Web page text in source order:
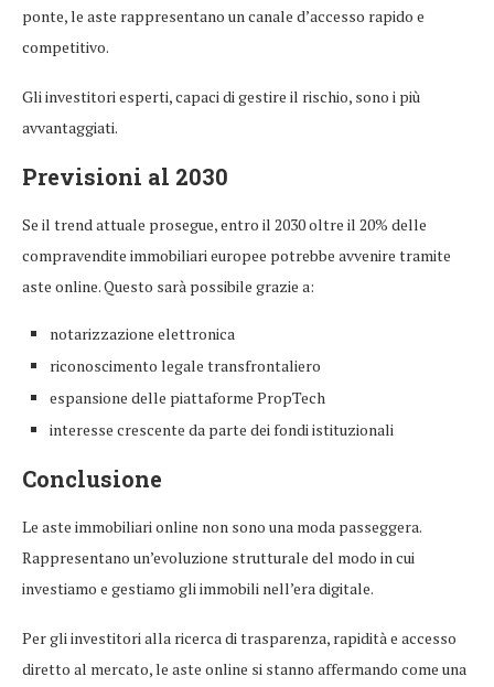
ponte, le aste rappresentano un canale d’accesso rapido e
competitivo.
Gli investitori esperti, capaci di gestire il rischio, sono i più
avvantaggiati.
Previsioni al 2030
Se il trend attuale prosegue, entro il 2030 oltre il 20% delle
compravendite immobiliari europee potrebbe avvenire tramite
aste online. Questo sarà possibile grazie a:
notarizzazione elettronica
riconoscimento legale transfrontaliero
espansione delle piattaforme PropTech
interesse crescente da parte dei fondi istituzionali
Conclusione
Le aste immobiliari online non sono una moda passeggera.
Rappresentano un’evoluzione strutturale del modo in cui
investiamo e gestiamo gli immobili nell’era digitale.
Per gli investitori alla ricerca di trasparenza, rapidità e accesso
diretto al mercato, le aste online si stanno affermando come una